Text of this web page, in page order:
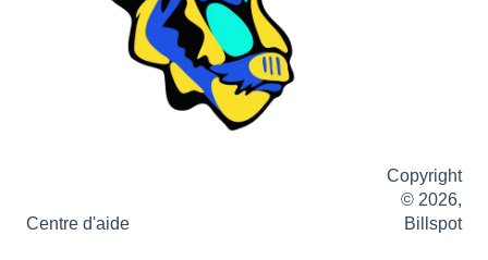
Centre d'aide
Copyright
© 2026,
Billspot